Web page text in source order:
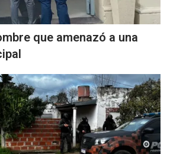
que amenazó a una